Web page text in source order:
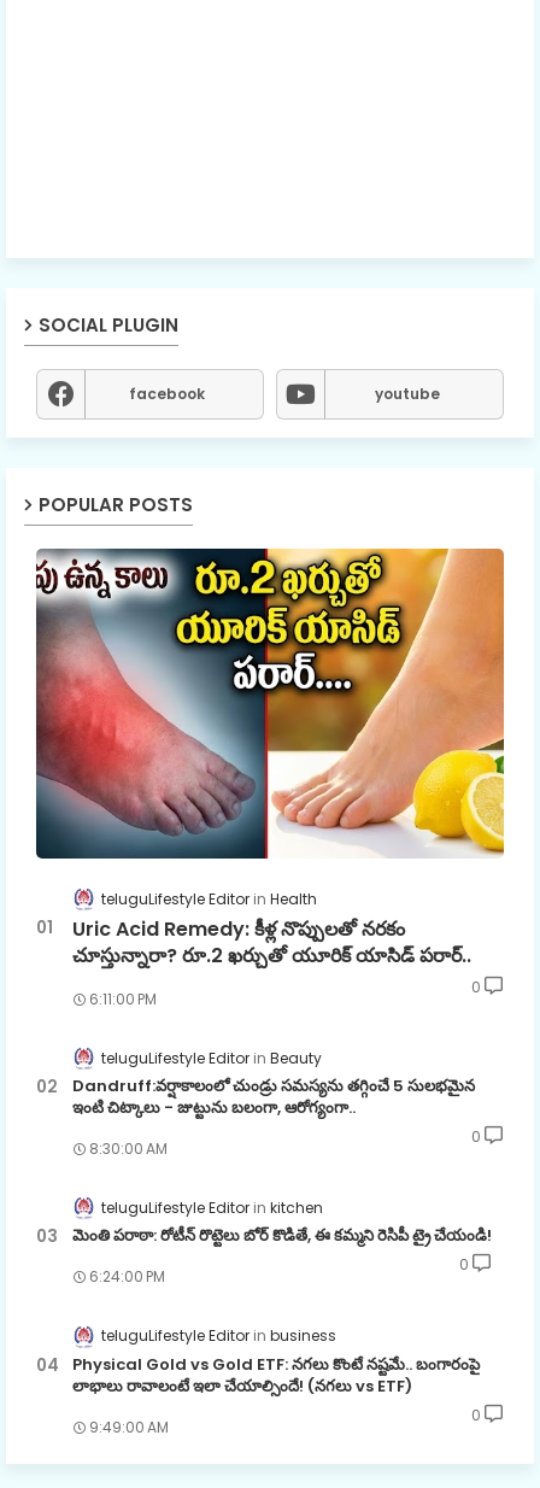
SOCIAL PLUGIN
facebook youtube
POPULAR POSTS
teluguLifestyle Editor Health
Uric Acid Remedy: కీళ్ల నొప్పులతో నరకం
చూస్తున్నారా? రూ.2 ఖర్చుతో యూరిక్ యాసిడ్ పరార్..
6:11:00 PM
0
teluguLifestyle Editor Beauty
Dandruff:వర్షాకాలంలో చుండ్రు సమస్యను తగ్గించే 5 సులభమైన
ఇంటి చిట్కాలు - జుట్టును బలంగా, ఆరోగ్యంగా..
8:30:00 AM
0
teluguLifestyle Editor kitchen
మెంతి పరాఠా: రోటీన్ రొట్టెలు బోర్ కొడితే, ఈ కమ్మని రెసిపీ ట్రై చేయండి!
6:24:00 PM
0
teluguLifestyle Editor business
Physical Gold vs Gold ETF: నగలు కొంటే నష్టమే.. బంగారంపై
లాభాలు రావాలంటే ఇలా చేయాల్సిందే! (నగలు vs ETF)
9:49:00 AM
0